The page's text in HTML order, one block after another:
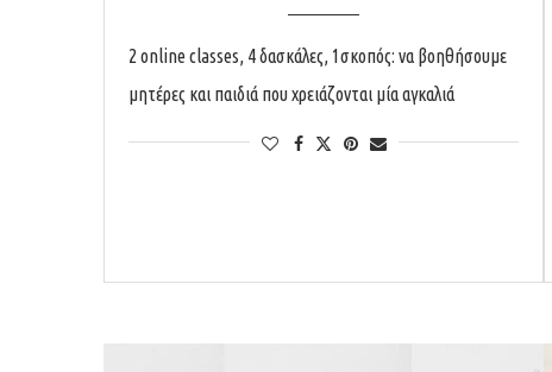
2 online classes, 4 δασκάλες, 1σκοπός: να βοηθήσουμε
μητέρες και παιδιά που χρειάζονται μία αγκαλιά